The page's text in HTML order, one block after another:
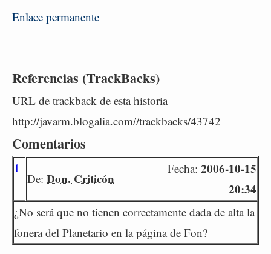
Enlace permanente
Referencias (TrackBacks)
URL de trackback de esta historia
http://javarm.blogalia.com//trackbacks/43742
Comentarios
1
De: Don. Criticón
Fecha: 2006-10-15
20:34
¿No será que no tienen correctamente dada de alta la
fonera del Planetario en la página de Fon?